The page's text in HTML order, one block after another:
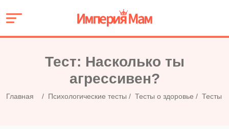
Тест: Насколько ты
агрессивен?
Главная Психологические тесты Тесты о здоровье Тесты